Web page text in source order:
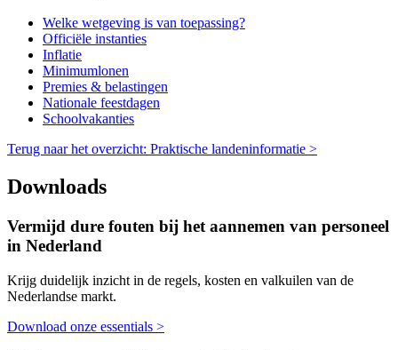
Welke wetgeving is van toepassing?
Officiële instanties
Inflatie
Minimumlonen
Premies & belastingen
Nationale feestdagen
Schoolvakanties
Terug naar het overzicht: Praktische landeninformatie >
Downloads
Vermijd dure fouten bij het aannemen van personeel
in Nederland
Krijg duidelijk inzicht in de regels, kosten en valkuilen van de
Nederlandse markt.
Download onze essentials >